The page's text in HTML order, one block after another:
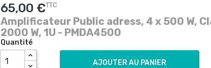
65,00 €TTC
Amplificateur Public adress, 4 x 500 W,
2000 W, 1U - PMDA4500
Quantité
AJOUTER AU PANIER